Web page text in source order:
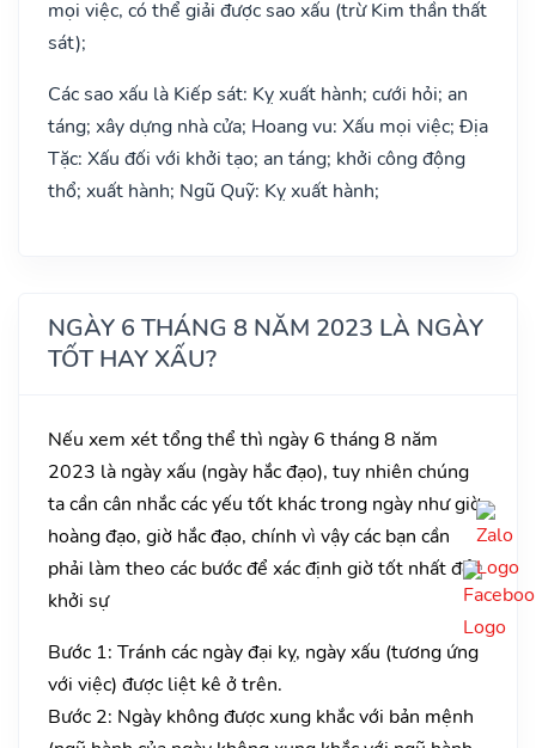
mọi việc, có thể giải được sao xấu (trừ Kim thần thất
sát);
Các sao xấu là Kiếp sát: Kỵ xuất hành; cưới hỏi; an
táng; xây dựng nhà cửa; Hoang vu: Xấu mọi việc; Địa
Tặc: Xấu đối với khởi tạo; an táng; khởi công động
thổ; xuất hành; Ngũ Quỹ: Kỵ xuất hành;
NGÀY 6 THÁNG 8 NĂM 2023 LÀ NGÀY
TỐT HAY XẤU?
Nếu xem xét tổng thể thì ngày 6 tháng 8 năm
2023 là ngày xấu (ngày hắc đạo), tuy nhiên chúng
ta cần cân nhắc các yếu tốt khác trong ngày như giờ
hoàng đạo, giờ hắc đạo, chính vì vậy các bạn cần
phải làm theo các bước để xác định giờ tốt nhất để
khởi sự
Bước 1: Tránh các ngày đại kỵ, ngày xấu (tương ứng
với việc) được liệt kê ở trên.
Bước 2: Ngày không được xung khắc với bản mệnh